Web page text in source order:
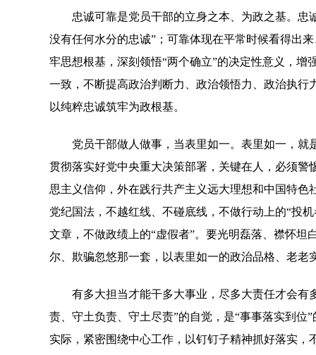
忠诚可靠是党员干部的立身之本、为政之基。忠
没有任何水分的忠诚”；可靠体现在平常时候看得出
牢思想根基，深刻领悟“两个确立”的决定性意义，增
一致，不断提高政治判断力、政治领悟力、政治执
以纯粹忠诚筑牢为政根基。
党员干部做人做事，当表里如一。表里如一，就
贯彻落实好党中央重大决策部署，关键在人，必须
思主义信仰，外在践行共产主义远大理想和中国特
党纪国法，不越红线、不碰底线，不做行动上的“投
文章，不做政绩上的“虚假者”。要光明磊落、襟怀
尔、欺骗忽悠那一套，以表里如一的政治品格、老
有多大担当才能干多大事业，尽多大责任才会有多
责、守土负责、守土尽责”的自觉，是“事事落实到
实际，紧密围绕中心工作，以钉钉子精神抓好落实，